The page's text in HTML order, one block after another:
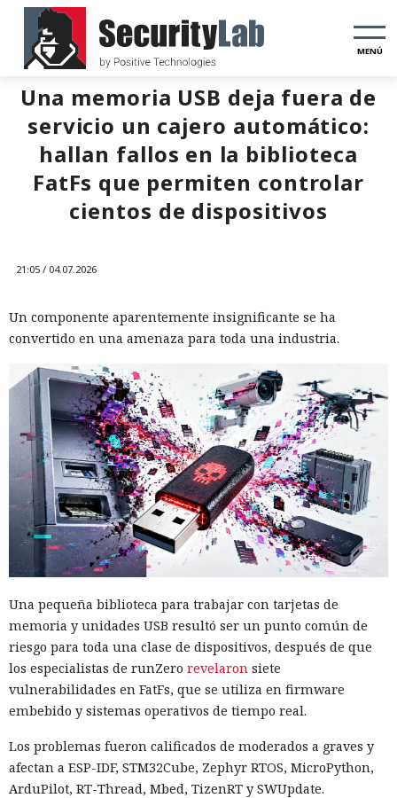
MENÚ
Una memoria USB deja fuera de
servicio un cajero automático:
hallan fallos en la biblioteca
FatFs que permiten controlar
cientos de dispositivos
21:05 / 04.07.2026
Un componente aparentemente insignificante se ha
convertido en una amenaza para toda una industria.
Una pequeña biblioteca para trabajar con tarjetas de
memoria y unidades USB resultó ser un punto común de
riesgo para toda una clase de dispositivos, después de que
los especialistas de runZero revelaron siete
vulnerabilidades en FatFs, que se utiliza en firmware
embebido y sistemas operativos de tiempo real.
Los problemas fueron calificados de moderados a graves y
afectan a ESP-IDF, STM32Cube, Zephyr RTOS, MicroPython,
ArduPilot, RT-Thread, Mbed, TizenRT y SWUpdate.